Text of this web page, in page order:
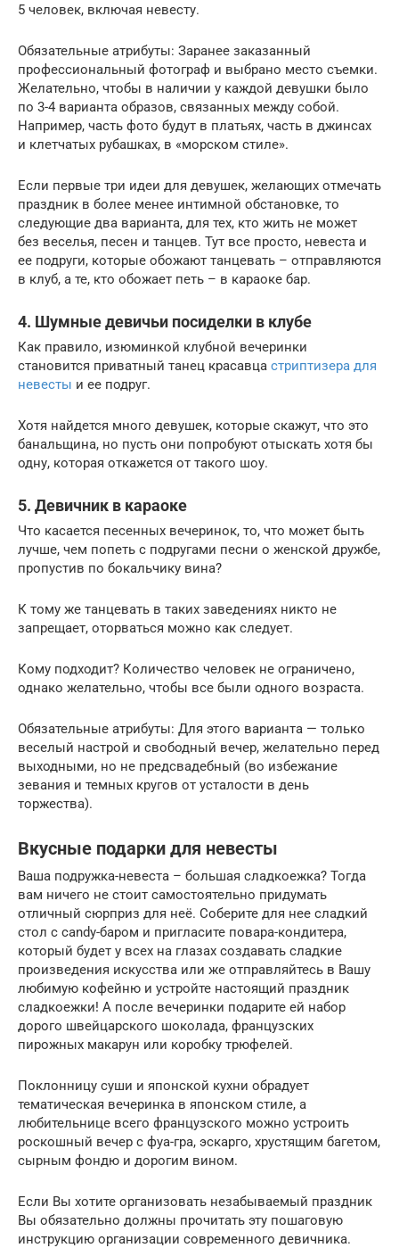
5 человек, включая невесту.
Обязательные атрибуты: Заранее заказанный
профессиональный фотограф и выбрано место съемки.
Желательно, чтобы в наличии у каждой девушки было
по 3-4 варианта образов, связанных между собой.
Например, часть фото будут в платьях, часть в джинсах
и клетчатых рубашках, в «морском стиле».
Если первые три идеи для девушек, желающих отмечать
праздник в более менее интимной обстановке, то
следующие два варианта, для тех, кто жить не может
без веселья, песен и танцев. Тут все просто, невеста и
ее подруги, которые обожают танцевать – отправляются
в клуб, а те, кто обожает петь – в караоке бар.
4. Шумные девичьи посиделки в клубе
Как правило, изюминкой клубной вечеринки
становится приватный танец красавца стриптизера для
невесты и ее подруг.
Хотя найдется много девушек, которые скажут, что это
банальщина, но пусть они попробуют отыскать хотя бы
одну, которая откажется от такого шоу.
5. Девичник в караоке
Что касается песенных вечеринок, то, что может быть
лучше, чем попеть с подругами песни о женской дружбе,
пропустив по бокальчику вина?
К тому же танцевать в таких заведениях никто не
запрещает, оторваться можно как следует.
Кому подходит? Количество человек не ограничено,
однако желательно, чтобы все были одного возраста.
Обязательные атрибуты: Для этого варианта — только
веселый настрой и свободный вечер, желательно перед
выходными, но не предсвадебный (во избежание
зевания и темных кругов от усталости в день
торжества).
Вкусные подарки для невесты
Ваша подружка-невеста – большая сладкоежка? Тогда
вам ничего не стоит самостоятельно придумать
отличный сюрприз для неё. Соберите для нее сладкий
стол с candy-баром и пригласите повара-кондитера,
который будет у всех на глазах создавать сладкие
произведения искусства или же отправляйтесь в Вашу
любимую кофейню и устройте настоящий праздник
сладкоежки! А после вечеринки подарите ей набор
дорого швейцарского шоколада, французских
пирожных макарун или коробку трюфелей.
Поклонницу суши и японской кухни обрадует
тематическая вечеринка в японском стиле, а
любительнице всего французского можно устроить
роскошный вечер с фуа-гра, эскарго, хрустящим багетом,
сырным фондю и дорогим вином.
Если Вы хотите организовать незабываемый праздник
Вы обязательно должны прочитать эту пошаговую
инструкцию организации современного девичника.